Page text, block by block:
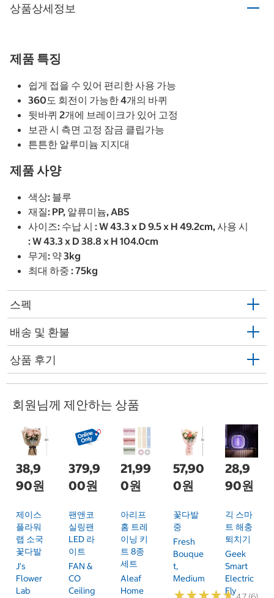
상품상세정보
제품 특징
쉽게 접을 수 있어 편리한 사용 가능
360도 회전이 가능한 4개의 바퀴
뒷바퀴 2개에 브레이크가 있어 고정
보관 시 측면 고정 잠금 클립가능
튼튼한 알루미늄 지지대
제품 사양
색상: 블루
재질: PP, 알류미늄, ABS
사이즈: 수납 시 : W 43.3 x D 9.5 x H 49.2cm, 사용 시
: W 43.3 x D 38.8 x H 104.0cm
무게: 약 3kg
최대 하중 : 75kg
스펙
배송 및 환불
상품 후기
회원님께 제안하는 상품
38,9
90원
제이스
플라워
랩 소국
꽃다발
J's
Flower
Lab
379,9
00원
팬앤코
실링팬
LED 라
이트
FAN &
CO
Ceiling
21,99
0원
아리프
홈 트레
이닝 키
트 8종
세트
Aleaf
Home
57,90
0원
꽃다발
중
Fresh
Bouque
T,
Medium
28,9
90원
긱 스마
트 해충
퇴치기
Geek
Smart
Electric
Fly